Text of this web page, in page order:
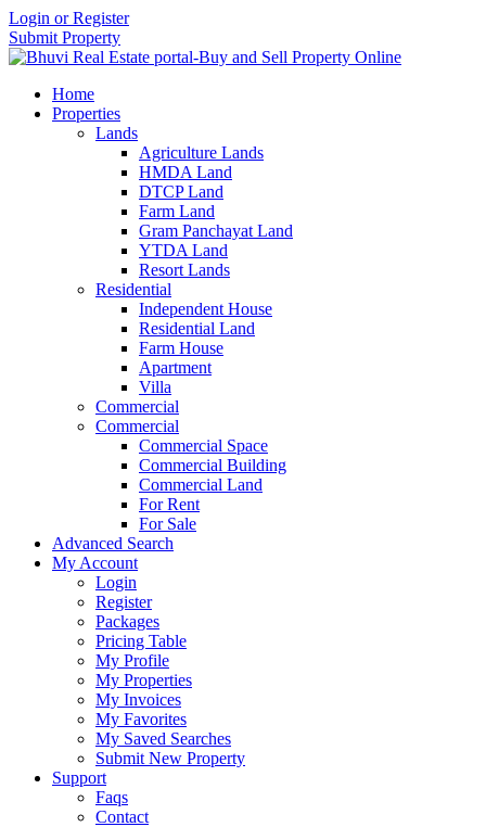
Login or Register
Submit Property
Home
Properties
Lands
Agriculture Lands
HMDA Land
DTCP Land
Farm Land
Gram Panchayat Land
YTDA Land
Resort Lands
Residential
Independent House
Residential Land
Farm House
Apartment
Villa
Commercial
Commercial
Commercial Space
Commercial Building
Commercial Land
For Rent
For Sale
Advanced Search
My Account
Login
Register
Packages
Pricing Table
My Profile
My Properties
My Invoices
My Favorites
My Saved Searches
Submit New Property
Support
Faqs
Contact